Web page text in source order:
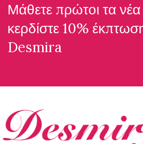
Μάθετε πρώτοι τα
κερδίστε 10%
Desmira